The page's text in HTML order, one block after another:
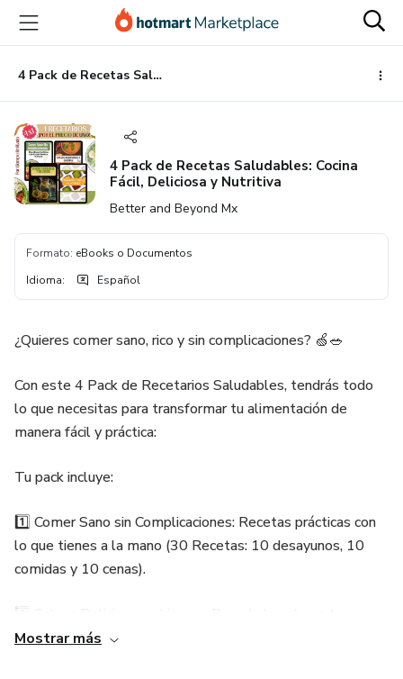
principal
página
de
página
4 Pack de Recetas Saludables: Cocina Fácil, Deliciosa y Nutritiva
4 Pack de Recetas Saludables: Cocina
Fácil, Deliciosa y Nutritiva
Better and Beyond Mx
Formato: eBooks o Documentos
Idioma: Español
¿Quieres comer sano, rico y sin complicaciones? 🍏🥗
Con este 4 Pack de Recetarios Saludables, tendrás todo
lo que necesitas para transformar tu alimentación de
manera fácil y práctica:
Tu pack incluye:
1️⃣ Comer Sano sin Complicaciones: Recetas prácticas con
lo que tienes a la mano (30 Recetas: 10 desayunos, 10
comidas y 10 cenas).
2️⃣ Salsas Deliciosas y Ligeras: Para darle sabor a tus
platillos sin culpa (14 Salsas o Acompañamientos).
Mostrar más